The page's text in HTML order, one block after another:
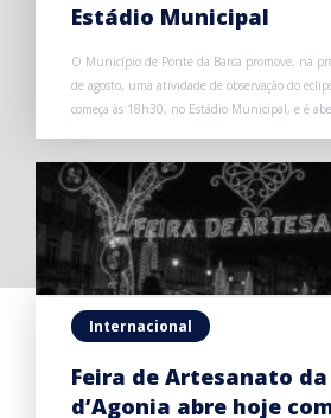
Estádio Municipal
O Município de Ponte da Barca promove, na
de agosto, uma atividade de observação do
começa às 18h30, no Estádio Municipal, e é
Internacional
Feira de Artesanato
d’Agonia abre hoje